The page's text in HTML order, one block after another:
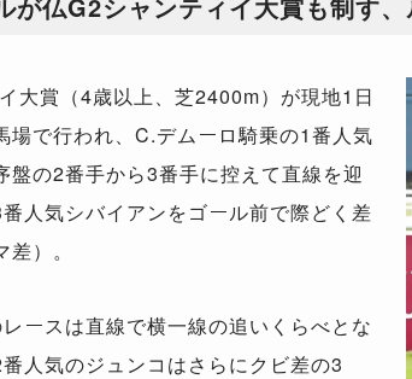
大賞（4歳以上、芝2400m）が現地1 日
で行われ、 C.デムーロ騎乗の1番人気
盤の2番手から3番手に控えて直線を迎
番人気シバイアンをゴール前で際どく差
）。
ースは直線で横一線の追いくらべとな
番人気のジュンコはさらにクビ差の3